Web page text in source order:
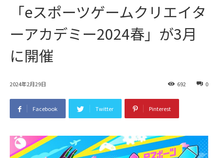
「eスポーツゲームクリエイタ
ーアカデミー2024春」が3月
に開催
2024年2月29日 0
692
Facebook Twitter Pinterest